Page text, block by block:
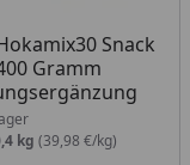
Snack
Gramm
am Lager
kg (39,98 €/kg)